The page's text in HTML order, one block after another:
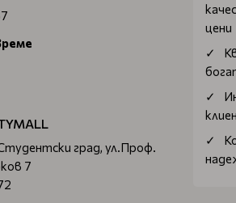
град, ул.Проф.
7
цени